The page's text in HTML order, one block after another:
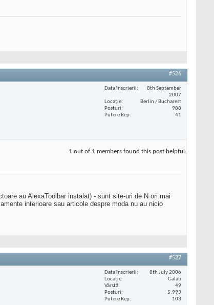
#526
Data înscrierii
8th September
2007
Locaţie
Berlin / Bucharest
Posturi
988
Putere Rep
41
1 out of 1 members found this post helpful.
au AlexaToolbar instalat) - sunt site-uri de N ori mai
interioare sau articole despre moda nu au nicio
#527
Data înscrierii
8th July 2006
Locaţie
Galati
Vârstă
49
Posturi
5.993
Putere Rep
103